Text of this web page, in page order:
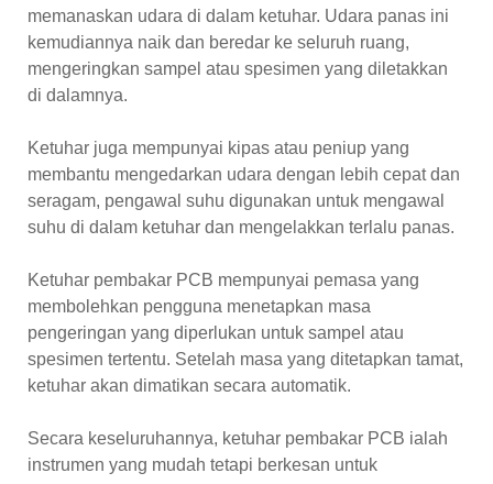
memanaskan udara di dalam ketuhar. Udara panas ini
kemudiannya naik dan beredar ke seluruh ruang,
mengeringkan sampel atau spesimen yang diletakkan
di dalamnya.
Ketuhar juga mempunyai kipas atau peniup yang
membantu mengedarkan udara dengan lebih cepat dan
seragam, pengawal suhu digunakan untuk mengawal
suhu di dalam ketuhar dan mengelakkan terlalu panas.
Ketuhar pembakar PCB mempunyai pemasa yang
membolehkan pengguna menetapkan masa
pengeringan yang diperlukan untuk sampel atau
spesimen tertentu. Setelah masa yang ditetapkan tamat,
ketuhar akan dimatikan secara automatik.
Secara keseluruhannya, ketuhar pembakar PCB ialah
instrumen yang mudah tetapi berkesan untuk